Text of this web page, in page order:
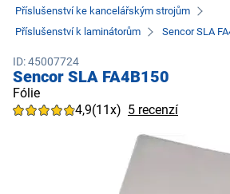
Příslušenství ke kancelářským strojům
Příslušenství k laminátorům
Sencor SLA
ID: 45007724
Sencor SLA FA4B150
Fólie
4,9(11x) 5 recenzí